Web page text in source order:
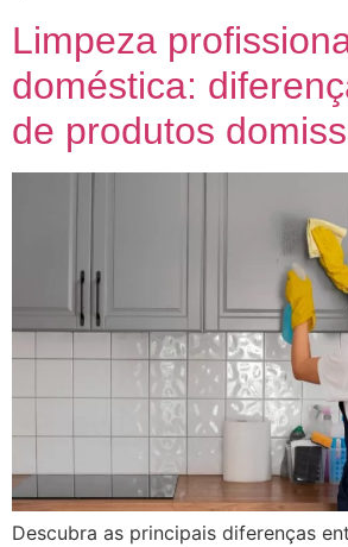
Limpeza
doméstica:
de produtos
Descubra as principais diferenças